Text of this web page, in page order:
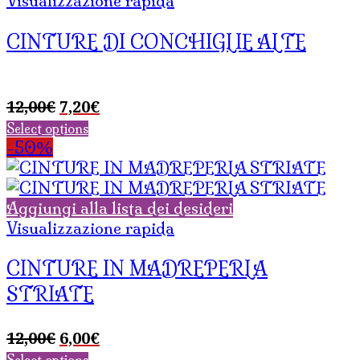
CINTURE DI CONCHIGLIE ALTE
12,00€ Il
prezzo
era:
12,00€.
7,20€Il
è:
7,20€.
Select options
-50%
Aggiungi alla lista dei desideri
Visualizzazione rapida
CINTURE IN MADREPERLA
STRIATE
12,00€ Il
6,00€Il